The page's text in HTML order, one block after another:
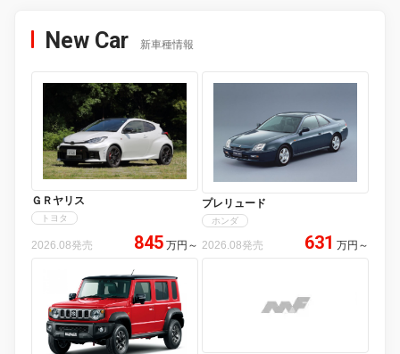
New Car 新車種情報
ＧＲヤリス
トヨタ
2026.08発売 845 万円 ～
プレリュード
ホンダ
2026.08発売 631 万円 ～